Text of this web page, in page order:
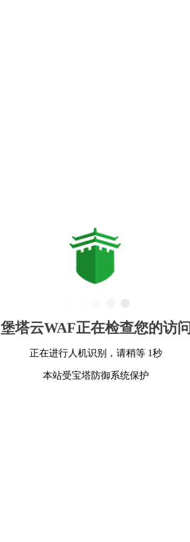
堡塔云WAF正在检查您的访问
正在进行人机识别，请稍等 1秒
本站受宝塔防御系统保护